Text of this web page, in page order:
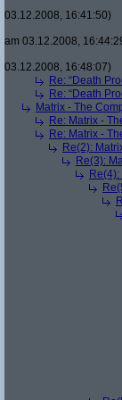
03.12.2008, 16:41:50)
am 03.12.2008,
03.12.2008, 16:48:07)
Re: “Death
Re: “Death
Matrix - The
Re: Matrix -
Re: Matrix -
Re(2):
Re(3):